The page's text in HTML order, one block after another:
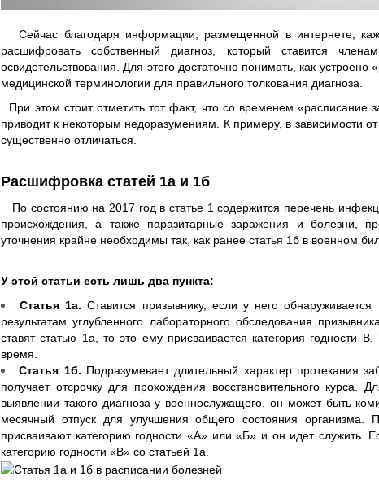
Сейчас благодаря информации, размещенной в интернете,
расшифровать собственный диагноз, который ставится
освидетельствования. Для этого достаточно понимать, как
медицинской терминологии для правильного толкования диагноза.
При этом стоит отметить тот факт, что со временем
приводит к некоторым недоразумениям. К примеру, в зависимости
существенно отличаться.
Расшифровка статей 1а и 1б
По состоянию на 2017 год в статье 1 содержится перечень
происхождения, а также паразитарные заражения и болезни,
уточнения крайне необходимы так, как ранее статья 1б в военном
У этой статьи есть лишь два пункта:
Статья 1а.Ставится призывнику, если у него
результатам углубленного лабораторного обследования
ставят статью 1а, то это ему присваивается категория годности
время.
Статья 1б. Подразумевает длительный характер протекания
получает отсрочку для прохождения восстановительного курса.
выявлении такого диагноза у военнослужащего, он может быть
месячный отпуск для улучшения общего состояния организма.
присваивают категорию годности «А» или «Б» и он идет служить.
категорию годности «В» со статьей 1а.